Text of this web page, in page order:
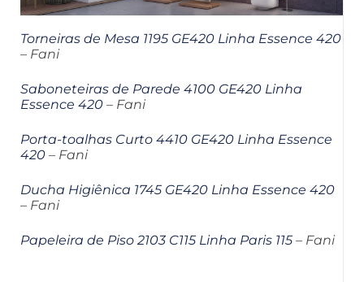
Torneiras de Mesa 1195 GE420 Linha Essence 420
– Fani
Saboneteiras de Parede 4100 GE420 Linha
Essence 420 – Fani
Porta-toalhas Curto 4410 GE420 Linha Essence
420 – Fani
Ducha Higiênica 1745 GE420 Linha Essence 420
– Fani
Papeleira de Piso 2103 C115 Linha Paris 115 – Fani